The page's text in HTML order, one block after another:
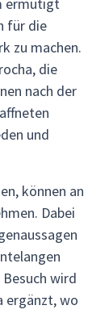
für die
zu machen.
die
nach der
und
können an
Dabei
wird
ergänzt, wo